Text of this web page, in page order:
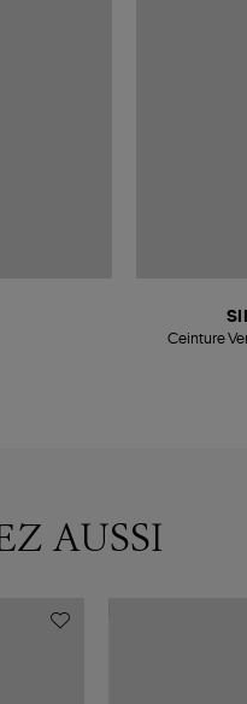
Ceinture
AUSSI